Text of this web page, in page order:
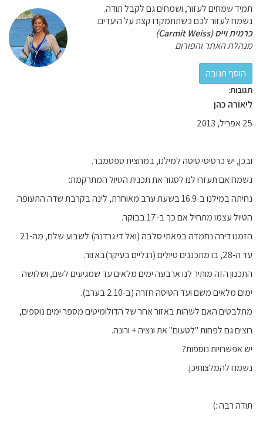
תמיד שמחים לעזור, ושמחים גם לקבל תודה.
נשמח לעזור לכם כשתתמקדו קצת על היעדים.
כרמית וייס (Carmit Weiss)
מנהלת האתר והפורום
תגובות:
ליאורה כהן
25 אפריל, 2013
ובכן, יש כרטיסי טיסה למילנו, במחצית ספטמבר.
נשמח אם תעזרו לנו לסגור את תכנית הטיול המתרקמת:
נחיתה במילנו ב-16.9 בשעת ערב מאוחרת, לינה בקרבת שדה התעופה.
הטיול עצמו מתחיל אם כך ב-17 בבוקר.
הזמנו דירה נחמדה בפאתי סלבה (ואל די גרדנה) לשבוע שלם, מה-21
עד ה-28, בו מתכננים טיולים (רגליים בעיקר)באזור.
התכנון הזה מותיר לנו ארבעה ימים מלאים עד שמגיעים לשם, ושלושה
ימים מלאים משם ועד הטיסה חזרה (ב-2.10 בערב).
מתלבטים האם לשהות באזור אחר של הדולומיטים מספר ימים נוספים,
רוצים גם לפחות "לטעום" את ונציה + ורונה.
יש אפשרויות נוספות?
נשמח להמלצותיכן.
תודה רבה :)